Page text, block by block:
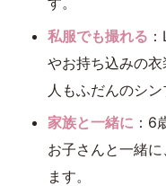
私服でも撮れる
やお持ち込みの
人もふだんのシン
家族と一緒に ：6
お子さんと一緒
ます。